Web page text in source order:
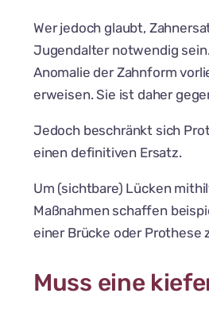
Wer jedoch glaubt,
Jugendalter notwendig
Anomalie der Zahnform
erweisen. Sie ist daher
Jedoch beschränkt sich
einen definitiven Ersatz.
Um (sichtbare) Lücken
Maßnahmen schaffen
einer Brücke oder
Muss eine